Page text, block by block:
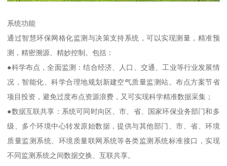
系统功能
通过智慧环保网格化监测与决策支持系统，可以实现测量，精准预
测，精密溯源、精妙控制。包括：
●科学布点，全面监测：结合经济、人口、交通、工业等行业发展情
况，智能化、科学合理地规划新建空气质量监测站。布点方案节省
项目投资，避免过度布点资源浪费，又可实现科学精准数据采集；
●数据互联共享：系统可同时向区、市、省、国家环保业务部门和多
级、多个环境中心转发原始数据，提供与其他部门、市、省、环境
质量监测系统、环境质量联网系统等各类监测系统标准接口，实现
不同监测系统之间数据交换、互联共享。